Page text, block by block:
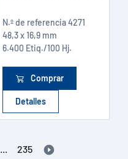
N.º de referencia 4271
48,3 x 16,9 mm
6.400 Etiq./100 Hj.
Comprar
Detalles
... 235